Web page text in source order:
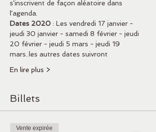
s'inscrivent de façon aléatoire dans
l'agenda.
Dates 2020 : Les vendredi 17 janvier -
jeudi 30 janvier - samedi 8 février - jeudi
20 février - jeudi 5 mars - jeudi 19
mars..les autres dates suivront
En lire plus >
Billets
Vente expirée